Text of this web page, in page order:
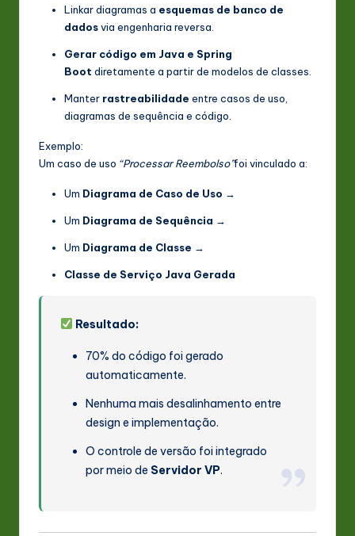
Linkar diagramas a esquemas de banco de
dadosvia engenharia reversa.
Gerar código em Java e Spring
Boot diretamente a partir de modelos de classes.
Manter rastreabilidade entre casos de uso,
diagramas de sequência e código.
Exemplo:
Um caso de uso “Processar Reembolso”foi vinculado a:
Um Diagrama de Caso de Uso →
Um Diagrama de Sequência →
Um Diagrama de Classe →
Classe de Serviço Java Gerada
Resultado:
70% do código foi gerado
automaticamente.
Nenhuma mais desalinhamento entre
design e implementação.
O controle de versão foi integrado
por meio de Servidor VP.